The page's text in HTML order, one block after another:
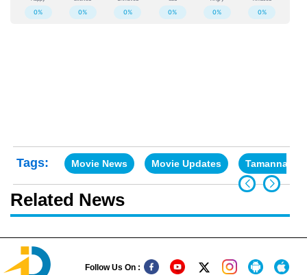
Tags: Movie News Movie Updates Tamannaah
Related News
Follow Us On :